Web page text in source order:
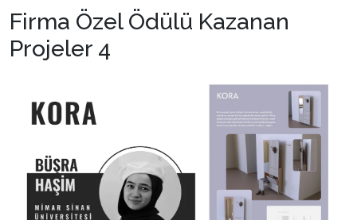
Firma Özel Ödülü Kazanan
Projeler 4